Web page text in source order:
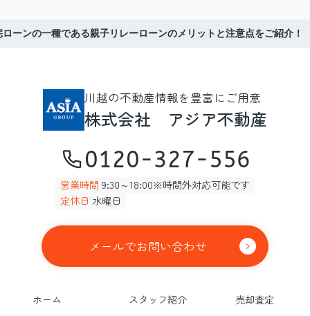
ローンの一種である親子リレーローンのメリットと注意点をご紹介！
川越の不動産情報を豊富にご用意
株式会社 アジア不動産
0120-327-556
営業時間 9:30～18:00※時間外対応可能です
定休日 水曜日
メールでお問い合わせ
ホーム スタッフ紹介
売却査定